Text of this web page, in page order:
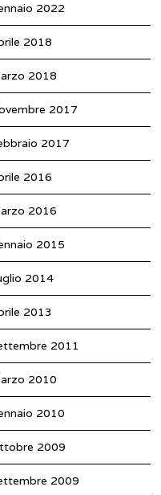
2022
2018
2018
2017
2017
2016
2016
2015
2014
2013
2011
2010
2010
2009
2009